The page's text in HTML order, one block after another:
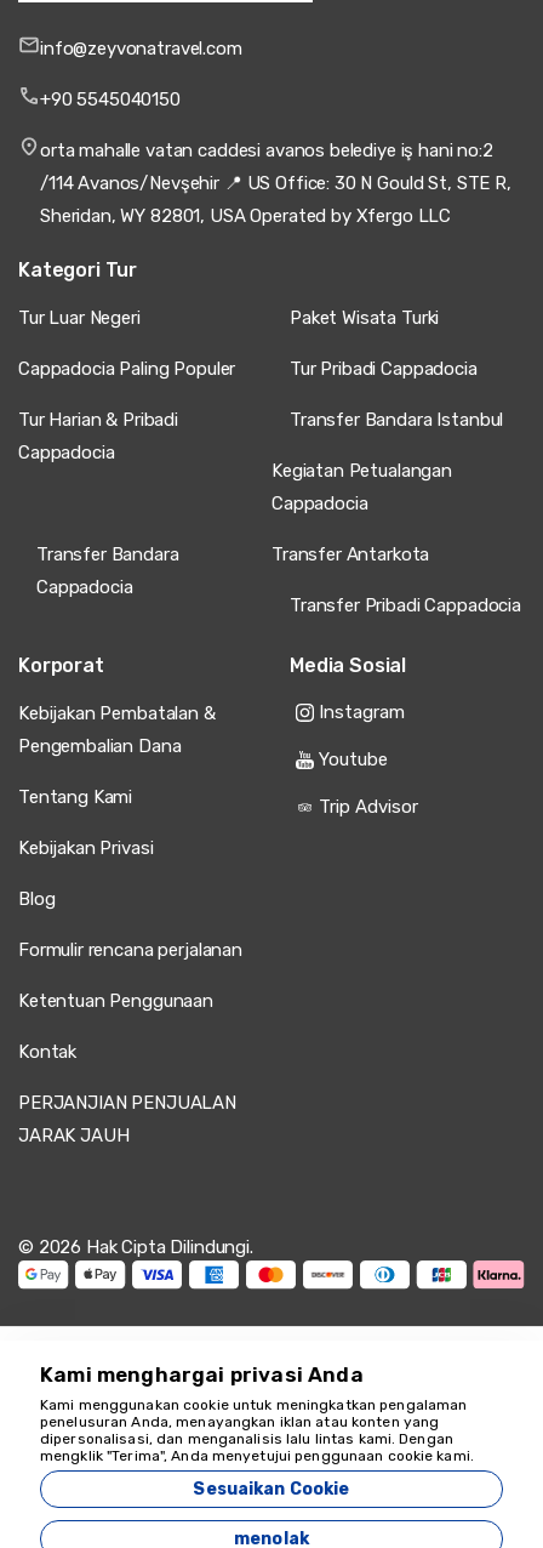
info@zeyvonatravel.com
+90 5545040150
orta mahalle vatan caddesi avanos belediye iş hani no:2
/114 Avanos/Nevşehir 📍 US Office: 30 N Gould St, STE R,
Sheridan, WY 82801, USA Operated by Xfergo LLC
Kategori Tur
Tur Luar Negeri Paket Wisata Turki
Cappadocia Paling Populer Tur Pribadi Cappadocia
Tur Harian & Pribadi
Cappadocia
Transfer Bandara Istanbul
Kegiatan Petualangan
Cappadocia
Transfer Bandara
Cappadocia
Transfer Antarkota
Transfer Pribadi Cappadocia
Korporat
Kebijakan Pembatalan &
Pengembalian Dana
Tentang Kami
Kebijakan Privasi
Blog
Formulir rencana perjalanan
Ketentuan Penggunaan
Kontak
PERJANJIAN PENJUALAN
JARAK JAUH
Media Sosial
Instagram
Youtube
Trip Advisor
© 2026 Hak Cipta Dilindungi.
18349
Zeyvona Travel - 18349
Kami menghargai privasi Anda
Kami menggunakan cookie untuk meningkatkan pengalaman
penelusuran Anda, menayangkan iklan atau konten yang
dipersonalisasi, dan menganalisis lalu lintas kami. Dengan
mengklik "Terima", Anda menyetujui penggunaan cookie kami.
Sesuaikan Cookie
menolak
Kami siap membantu